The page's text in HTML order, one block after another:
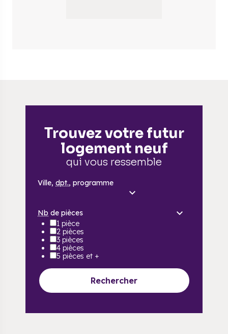
Trouvez votre futur
logement neuf
qui vous ressemble
Ville, dpt., programme
Nb de pièces
1 pièce
2 pièces
3 pièces
4 pièces
5 pièces et +
Rechercher